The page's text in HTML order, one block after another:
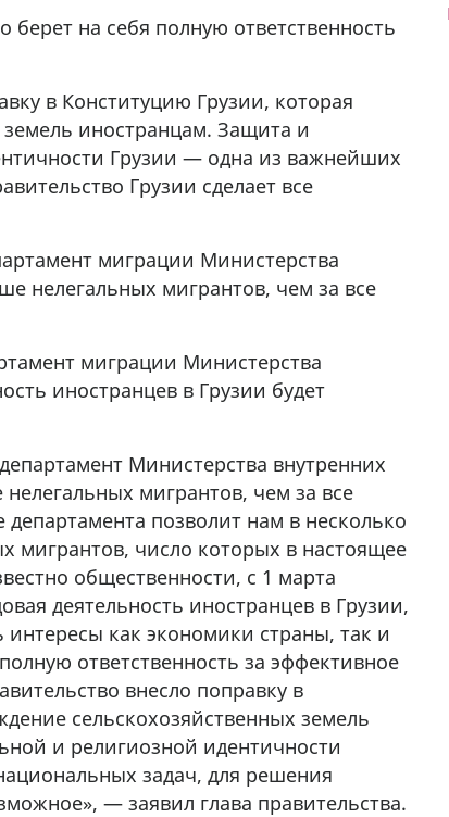
на себя полную ответственность
в Конституцию Грузии, которая
иностранцам. Защита и
Грузии — одна из важнейших
Грузии сделает все
миграции Министерства
нелегальных мигрантов, чем за все
миграции Министерства
иностранцев в Грузии будет
Министерства внутренних
мигрантов, чем за все
позволит нам в несколько
мигрантов, число которых в настоящее
общественности, с 1 марта
деятельность иностранцев в Грузии,
как экономики страны, так и
ответственность за эффективное
внесло поправку в
сельскохозяйственных земель
и религиозной идентичности
задач, для решения
— заявил глава правительства.